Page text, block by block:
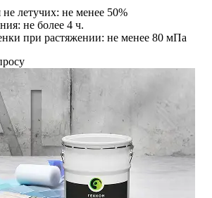
летучих: не менее 50%
не более 4 ч.
при растяжении: не менее 80 мПа